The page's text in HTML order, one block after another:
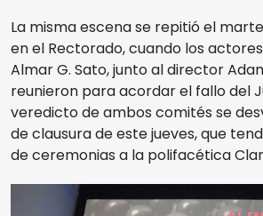
La misma escena se repitió el
en el Rectorado, cuando los
Almar G. Sato, junto al director
reunieron para acordar el fallo del
veredicto de ambos comités se
de clausura de este jueves, que
de ceremonias a la polifacética